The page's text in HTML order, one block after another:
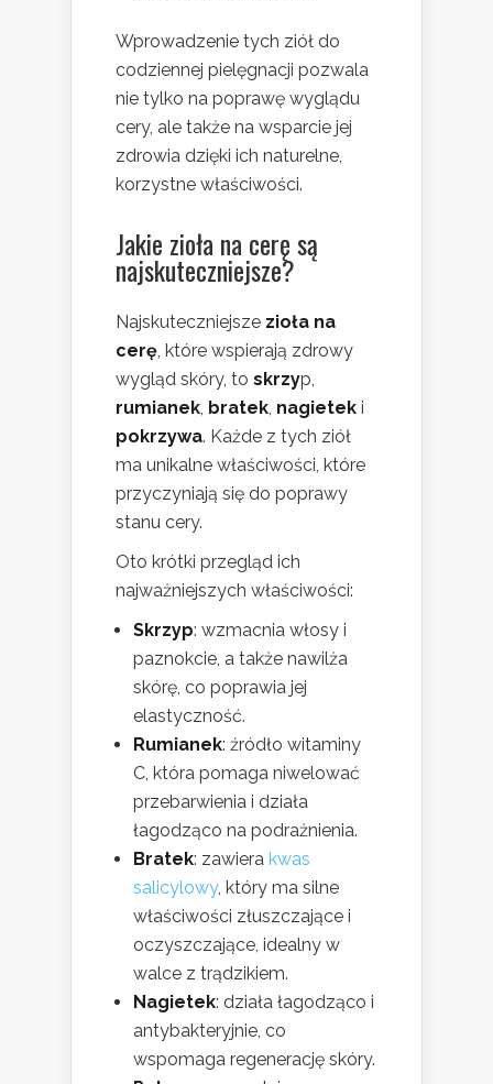
Wprowadzenie tych ziół do
codziennej pielęgnacji pozwala
nie tylko na poprawę wyglądu
cery, ale także na wsparcie jej
zdrowia dzięki ich naturelne,
korzystne właściwości.
Jakie zioła na cerę są
najskuteczniejsze?
Najskuteczniejsze zioła na
cerę, które wspierają zdrowy
wygląd skóry, to skrzyp,
rumianek, bratek, nagietek i
pokrzywa. Każde z tych ziół
ma unikalne właściwości, które
przyczyniają się do poprawy
stanu cery.
Oto krótki przegląd ich
najważniejszych właściwości:
Skrzyp: wzmacnia włosy i
paznokcie, a także nawilża
skórę, co poprawia jej
elastyczność.
Rumianek: źródło witaminy
C, która pomaga niwelować
przebarwienia i działa
łagodząco na podrażnienia.
Bratek: zawiera kwas
salicylowy, który ma silne
właściwości złuszczające i
oczyszczające, idealny w
walce z trądzikiem.
Nagietek: działa łagodząco i
antybakteryjnie, co
wspomaga regenerację skóry.